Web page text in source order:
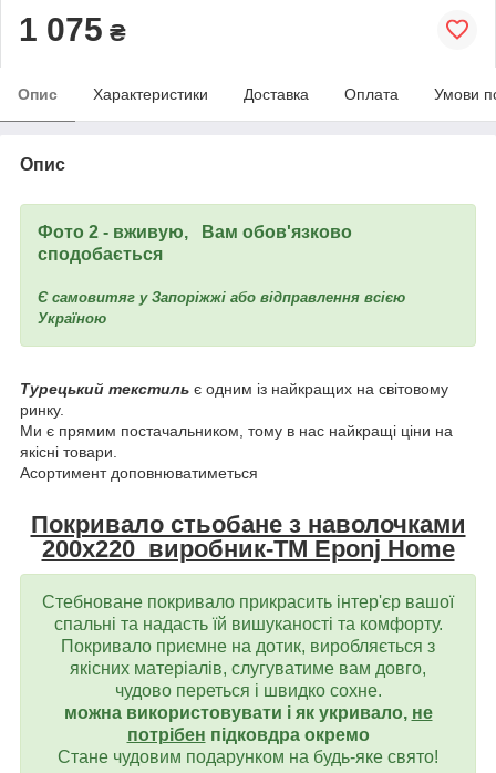
1 075 ₴
Опис Характеристики Доставка Оплата Умови
Опис
Фото 2 - вживую, Вам обов'язково
сподобається
Є самовитяг у Запоріжжі або відправлення всією
Україною
Турецький текстиль є одним із найкращих на світовому
ринку.
Ми є прямим постачальником, тому в нас найкращі ціни на
якісні товари.
Асортимент доповнюватиметься
Покривало стьобане з наволочками
200х220 виробник-TM Eponj Home
Стебноване покривало прикрасить інтер'єр вашої
спальні та надасть їй вишуканості та комфорту.
Покривало приємне на дотик, виробляється з
якісних матеріалів, слугуватиме вам довго,
чудово переться і швидко сохне.
можна використовувати і як укривало, не
потрібен підковдра окремо
Стане чудовим подарунком на будь-яке свято!